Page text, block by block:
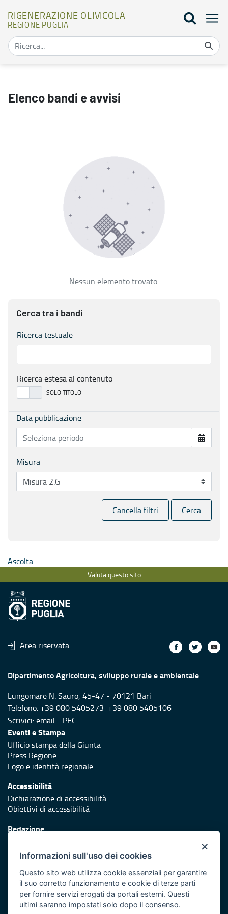
RIGENERAZIONE OLIVICOLA
REGIONE PUGLIA
Elenco bandi e avvisi
Nessun elemento trovato.
Cerca tra i bandi
Ricerca testuale
Ricerca estesa al contenuto
Data pubblicazione
Misura
Cancella filtri Cerca
Ascolta
Valuta questo sito
Area riservata
Dipartimento Agricoltura, sviluppo rurale e ambientale
Lungomare N. Sauro, 45-47 - 70121 Bari
Telefono: +39 080 5405273 +39 080 5405106
Scrivici:email - PEC
Eventi e Stampa
Ufficio stampa della Giunta
Press Regione
Logo e identità regionale
Accessibilità
Dichiarazione di accessibilità
Obiettivi di accessibilità
Redazione
Protezione civile
Vai al sito di Protezione Civile Puglia
Iniziativa finanziata con risorse del POR Puglia 2014/2020 -
Asse XI
×
Informazioni sull'uso dei cookies
Questo sito web utilizza cookie essenziali per garantire
il suo corretto funzionamento e cookie di terze parti
per fornire servizi erogati da portali esterni. Questi
ultimi saranno impostati solo dopo il consenso.